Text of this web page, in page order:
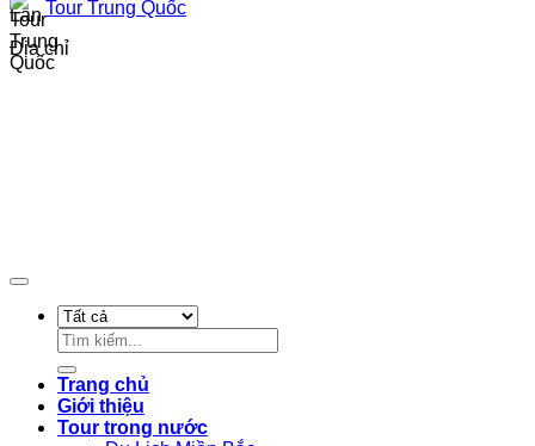
Tour Trung Quốc
Địa chỉ
Tìm
kiếm:
Trang chủ
Giới thiệu
Tour trong nước